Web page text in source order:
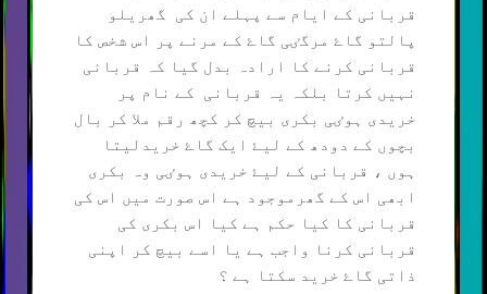
قربانی کے ایام سے پہلے ان کی گھریلو
پالتو گاۓ مرگٸی گاۓ کے مرنے پر اس شخص کا
قربانی کرنے کا ارادہ بدل گیا کہ قربانی
نہیں کرتا بلکہ یہ قربانی کے نام پر
خریدی ہوٸی بکری بیچ کر کچھ رقم ملا کر بال
بچوں کے دودھ کے لیۓ ایک گاۓ خریدلیتا
ہوں ، قربانی کے لیۓ خریدی ہوٸی وہ بکری
ابھی اس کے گھرموجود ہے اس صورت میں اس کی
قربانی کا کیا حکم ہے کیا اس بکری کی
قربانی کرنا واجب ہے یا اسے بیچ کر اپنی
ذاتی گاۓ خرید سکتا ہے ؟